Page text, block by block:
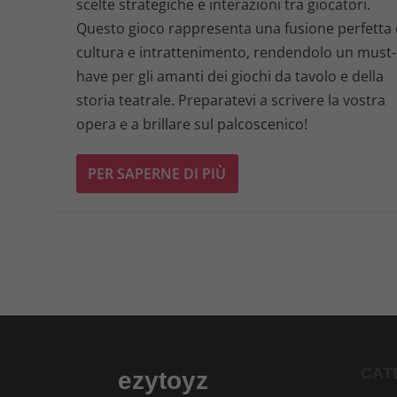
scelte strategiche e interazioni tra giocatori.
Questo gioco rappresenta una fusione perfetta
cultura e intrattenimento, rendendolo un must-
have per gli amanti dei giochi da tavolo e della
storia teatrale. Preparatevi a scrivere la vostra
opera e a brillare sul palcoscenico!
PER SAPERNE DI PIÙ
ezytoyz